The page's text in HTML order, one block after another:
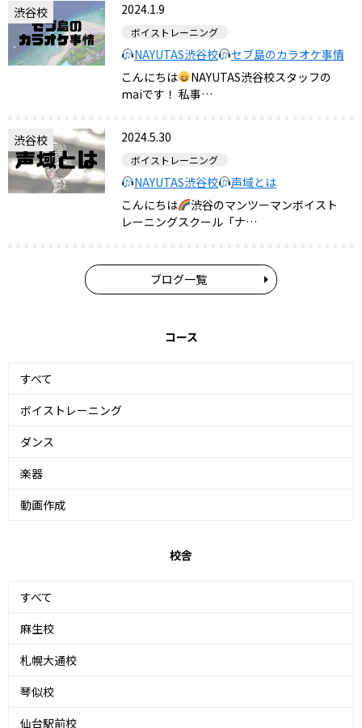
渋谷校 2024.1.9
ボイストレーニング
NAYUTAS渋谷校
セブ島のカラオケ事情
こんにちは
NAYUTAS渋谷校スタッフの
maiです！ 私事…
渋谷校 2024.5.30
ボイストレーニング
NAYUTAS渋谷校
声域とは
こんにちは
渋谷のマンツーマンボイスト
レーニングスクール「ナ…
ブログ一覧
コース
すべて
ボイストレーニング
ダンス
楽器
動画作成
校舎
すべて
麻生校
札幌大通校
琴似校
仙台駅前校